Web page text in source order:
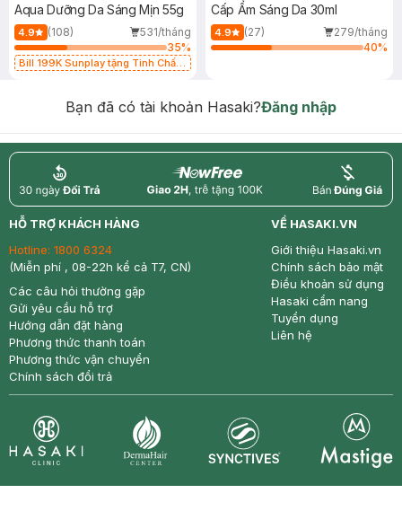
Aqua Dưỡng Da Sáng Mịn 55g
4.9 (108)
531/tháng
35%
Bill 199K Sunplay tặng Tinh Chất
Cấp Ẩm Sáng Da 30ml
4.9 (27)
279/tháng
40%
Bạn đã có tài khoản Hasaki?Đăng nhập
return nowfree price
HỖ TRỢ KHÁCH HÀNG
Hotline: 1800 6324
(Miễn phí , 08-22h kể cả T7, CN)
Các câu hỏi thường gặp
Gửi yêu cầu hỗ trợ
Hướng dẫn đặt hàng
Phương thức thanh toán
Phương thức vận chuyển
Chính sách đổi trả
VỀ HASAKI.VN
Giới thiệu Hasaki.vn
Chính sách bảo mật
Điều khoản sử dụng
Hasaki cẩm nang
Tuyển dụng
Liên hệ